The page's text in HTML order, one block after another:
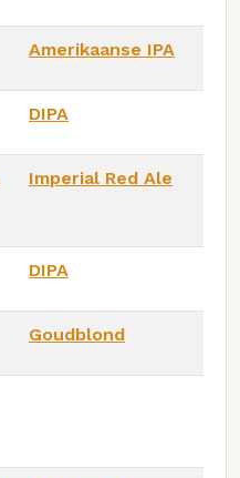
Amerikaanse IPA
DIPA
Imperial Red Ale
DIPA
Goudblond